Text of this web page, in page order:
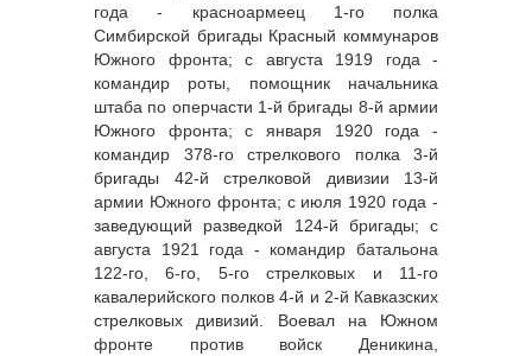
года - красноармеец 1-го полка
Симбирской бригады Красный коммунаров
Южного фронта; с августа 1919 года -
командир роты, помощник начальника
штаба по оперчасти 1-й бригады 8-й армии
Южного фронта; с января 1920 года -
командир 378-го стрелкового полка 3-й
бригады 42-й стрелковой дивизии 13-й
армии Южного фронта; с июля 1920 года -
заведующий разведкой 124-й бригады; с
августа 1921 года - командир батальона
122-го, 6-го, 5-го стрелковых и 11-го
кавалерийского полков 4-й и 2-й Кавказских
стрелковых дивизий. Воевал на Южном
фронте против войск Деникина,